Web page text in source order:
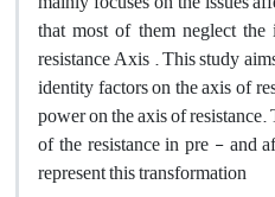
that most of them neglect
resistance Axis . This study
identity factors on the axis of
power on the axis of
of the resistance in pre - and
represent this transformation